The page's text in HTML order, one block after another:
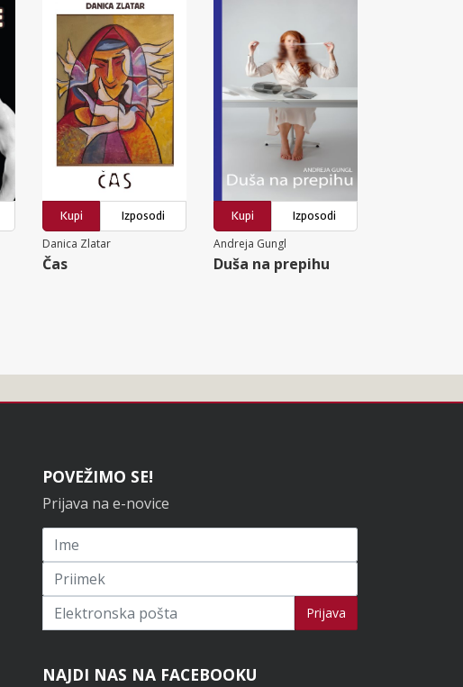
Kupi
Izposodi
Danica Zlatar
Čas
Kupi
Izposodi
Andreja Gungl
Duša na prepihu
POVEŽIMO SE!
Prijava na e-novice
Prijavi se na novice Prijava
NAJDI NAS NA FACEBOOKU